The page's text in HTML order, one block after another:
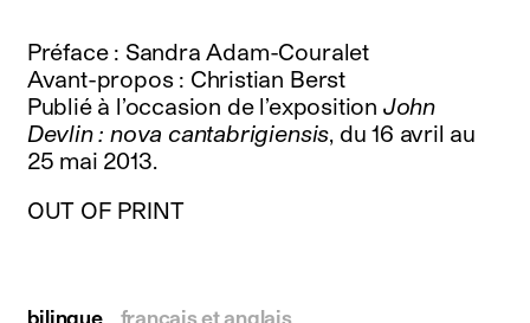
facebook
twitter
linkedin
youtube
newsletter
français english
Préface : Sandra Adam-Couralet
Avant-propos : Christian Berst
Publié à l’occasion de l’exposition John
Devlin : nova cantabrigiensis, du 16 avril au
25 mai 2013.
OUT OF PRINT
bilingue
français et anglais